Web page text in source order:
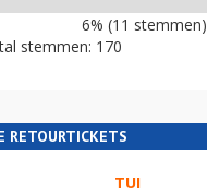
6% (11 stemmen)
stemmen: 170
RETOURTICKETS
TUI